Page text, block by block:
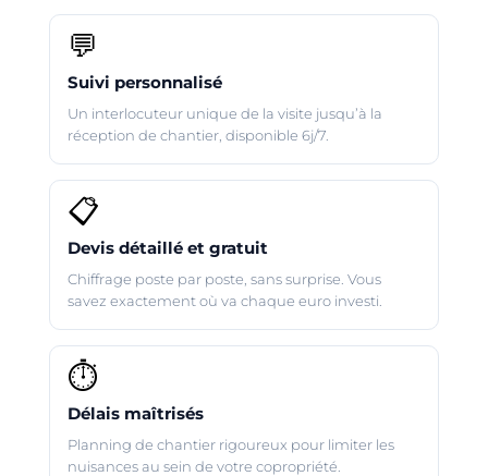
💬
Suivi personnalisé
Un interlocuteur unique de la visite jusqu’à la
réception de chantier, disponible 6j/7.
📋
Devis détaillé et gratuit
Chiffrage poste par poste, sans surprise. Vous
savez exactement où va chaque euro investi.
⏱️
Délais maîtrisés
Planning de chantier rigoureux pour limiter les
nuisances au sein de votre copropriété.